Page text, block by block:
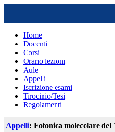
Home
Docenti
Corsi
Orario lezioni
Aule
Appelli
Iscrizione esami
Tirocinio/Tesi
Regolamenti
Appelli: Fotonica molecolare del